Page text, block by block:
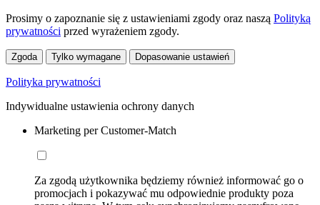
Prosimy o zapoznanie się z ustawieniami zgody oraz naszą Polityką
prywatności przed wyrażeniem zgody.
Zgoda Tylko wymagane Dopasowanie ustawień
Polityka prywatności
Indywidualne ustawienia ochrony danych
Marketing per Customer-Match
Za zgodą użytkownika będziemy również informować go o
promocjach i pokazywać mu odpowiednie produkty poza